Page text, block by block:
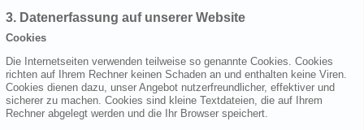
3. Datenerfassung auf unserer Website
Cookies
Die Internetseiten verwenden teilweise so genannte Cookies. Cookies
richten auf Ihrem Rechner keinen Schaden an und enthalten keine Viren.
Cookies dienen dazu, unser Angebot nutzerfreundlicher, effektiver und
sicherer zu machen. Cookies sind kleine Textdateien, die auf Ihrem
Rechner abgelegt werden und die Ihr Browser speichert.